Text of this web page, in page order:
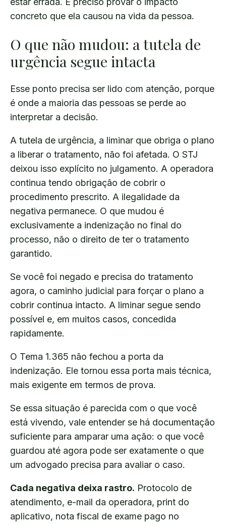
concreto que ela causou na vida da pessoa.
O que não mudou: a tutela de
urgência segue intacta
Esse ponto precisa ser lido com atenção, porque
é onde a maioria das pessoas se perde ao
interpretar a decisão.
A tutela de urgência, a liminar que obriga o plano
a liberar o tratamento, não foi afetada. O STJ
deixou isso explícito no julgamento. A operadora
continua tendo obrigação de cobrir o
procedimento prescrito. A ilegalidade da
negativa permanece. O que mudou é
exclusivamente a indenização no final do
processo, não o direito de ter o tratamento
garantido.
Se você foi negado e precisa do tratamento
agora, o caminho judicial para forçar o plano a
cobrir continua intacto. A liminar segue sendo
possível e, em muitos casos, concedida
rapidamente.
O Tema 1.365 não fechou a porta da
indenização. Ele tornou essa porta mais técnica,
mais exigente em termos de prova.
Se essa situação é parecida com o que você
está vivendo, vale entender se há documentação
suficiente para amparar uma ação: o que você
guardou até agora pode ser exatamente o que
um advogado precisa para avaliar o caso.
Cada negativa deixa rastro. Protocolo de
atendimento, e-mail da operadora, print do
aplicativo, nota fiscal de exame pago no